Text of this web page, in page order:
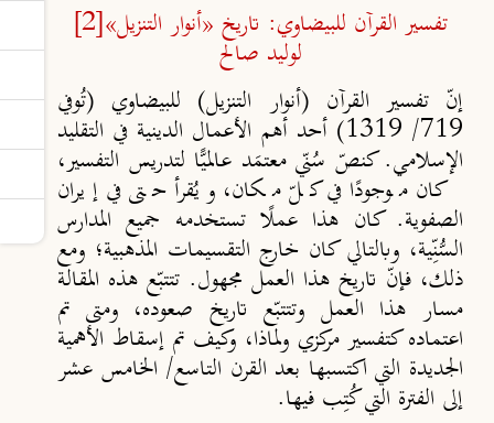
تفسير القرآن للبيضاوي: تاريخ «أنوار التنزيل»[2]
لوليد صالح
إنّ تفسير القرآن (أنوار التنزيل) للبيضاوي (تُوفي
719/ 1319) أحد أهم الأعمال الدينية في التقليد
الإسلامي. كنصّ سُنّي معتمَد عالميًّا لتدريس التفسير،
كان موجودًا في كلّ مكان، ويُقرأ حتى في إيران
الصفوية. كان هذا عملًا تستخدمه جميع المدارس
السُّنِّية، وبالتالي كان خارج التقسيمات المذهبية؛ ومع
ذلك، فإن تاريخ هذا العمل مجهول. تتتبّع هذه المقالة
مسار هذا العمل وتتتبّع تاريخ صعوده، ومتى تم
اعتماده كتفسير مركزي ولماذا، وكيف تم إسقاط الأهمية
الجديدة التي اكتسبها بعد القرن التاسع/ الخامس عشر
إلى الفترة التي كُتِب فيها.